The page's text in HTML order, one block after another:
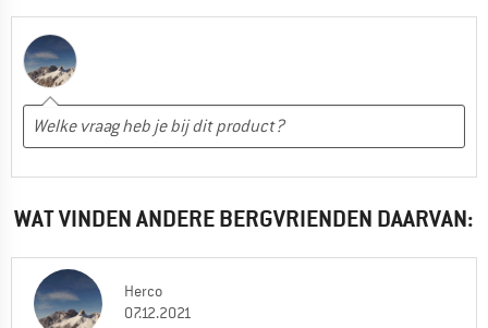
WAT VINDEN ANDERE BERGVRIENDEN DAARVAN:
Herco
07.12.2021